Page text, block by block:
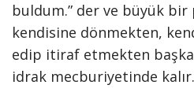
buldum.” der ve büyük bir
kendisine dönmekten,
edip itiraf etmekten başka
idrak mecburiyetinde kalır.